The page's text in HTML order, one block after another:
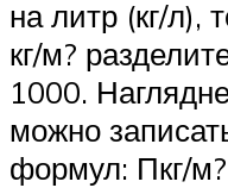
на литр (кг/л),
кг/м?
1000.
можно
формул: Пкг/